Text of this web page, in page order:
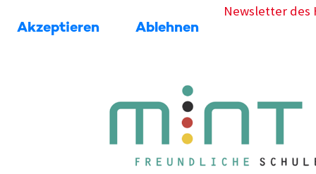
Newsletter des
Akzeptieren Ablehnen